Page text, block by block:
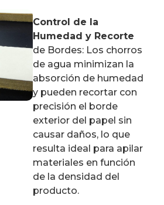
Control de la
Humedad y Recorte
de Bordes: Los chorros
de agua minimizan la
absorción de humedad
y pueden recortar con
precisión el borde
exterior del papel sin
causar daños, lo que
resulta ideal para apilar
materiales en función
de la densidad del
producto.